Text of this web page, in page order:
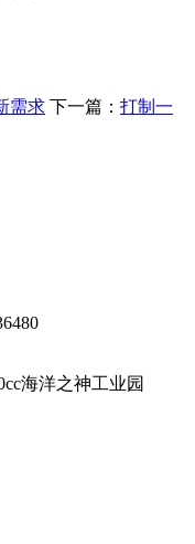
需求 下一篇： 打制一
海洋之神工业园